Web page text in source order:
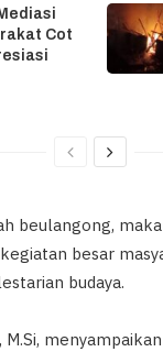
Cot
beulangong,
besar
budaya.
M.Si,